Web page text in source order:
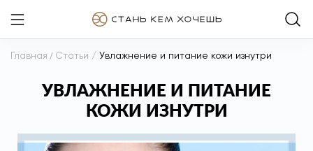
Главная / Статьи / Увлажнение и питание кожи изнутри
УВЛАЖНЕНИЕ И ПИТАНИЕ
КОЖИ ИЗНУТРИ